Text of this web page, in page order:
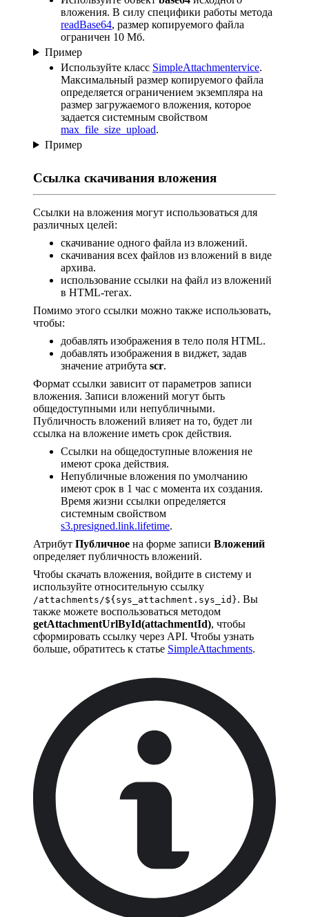
вложения. В силу специфики работы метода
readBase64, размер копируемого файла
ограничен 10 Мб.
Пример
Используйте класс SimpleAttachmentervice.
Максимальный размер копируемого файла
определяется ограничением экземпляра на
размер загружаемого вложения, которое
задается системным свойством
max_file_size_upload.
Пример
Ссылка скачивания вложения
Ссылки на вложения могут использоваться для
различных целей:
скачивание одного файла из вложений.
скачивания всех файлов из вложений в виде
архива.
использование ссылки на файл из вложений
в HTML-тегах.
Помимо этого ссылки можно также использовать,
чтобы:
добавлять изображения в тело поля HTML.
добавлять изображения в виджет, задав
значение атрибута scr.
Формат ссылки зависит от параметров записи
вложения. Записи вложений могут быть
общедоступными или непубличными.
Публичность вложений влияет на то, будет ли
ссылка на вложение иметь срок действия.
Ссылки на общедоступные вложения не
имеют срока действия.
Непубличные вложения по умолчанию
имеют срок в 1 час с момента их создания.
Время жизни ссылки определяется
системным свойством
s3.presigned.link.lifetime.
Атрибут Публичное на форме записи Вложений
определяет публичность вложений.
Чтобы скачать вложения, войдите в систему и
используйте относительную ссылку
/attachments/${sys_attachment.sys_id}. Вы
также можете воспользоваться методом
getAttachmentUrlById(attachmentId), чтобы
сформировать ссылку через API. Чтобы узнать
больше, обратитесь к статье SimpleAttachments.